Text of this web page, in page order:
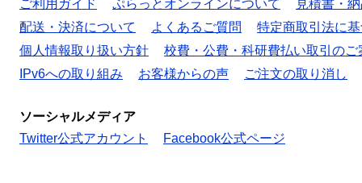
ご利用ガイド
ぷらっとオンラインについて
見積書・
配送・決済について
よくあるご質問
特定商取引法に
個人情報取り扱い方針
校費・公費・科研費払い取引のご
IPv6への取り組み
お客様からの声 ご注文の取り消し
ソーシャルメディア
Twitter公式アカウント
Facebook公式ページ